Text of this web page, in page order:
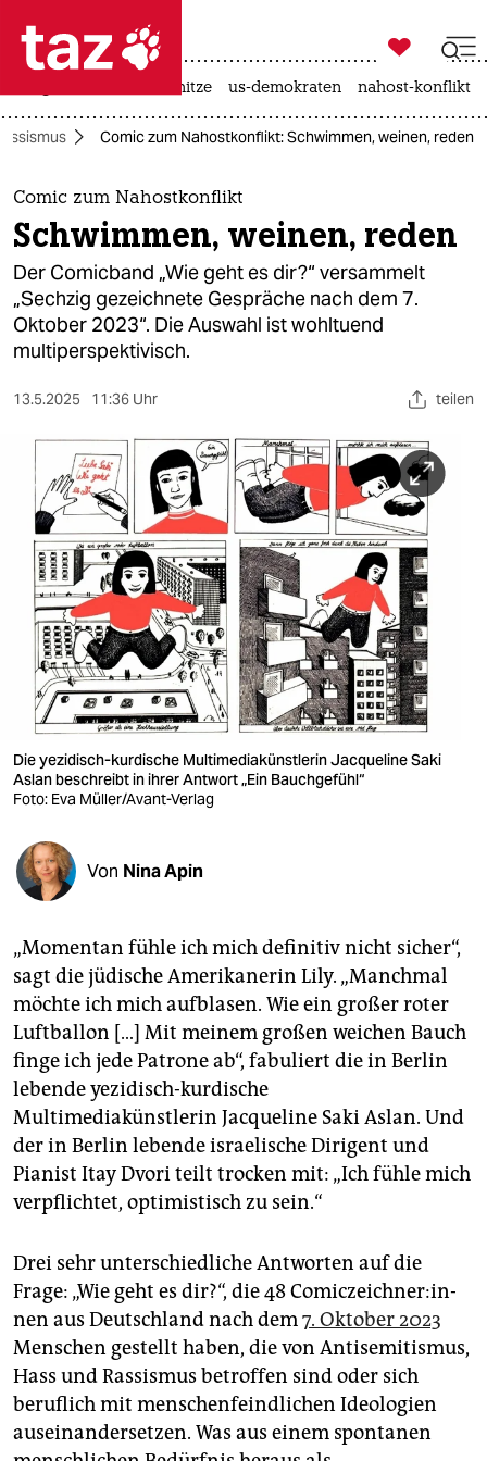
 taz zahl ich
taz zahl ich
themen
politik
öko
gesellschaft
kultur
sport
berlin
nord
wahrheit
verlag
verlag
veranstaltungen
shop
fragen & hilfe
unterstützen
abo
genossenschaft
epaper login

taz zahl ich
hitze us-demokraten nahost-konflikt
Comic zum Nahostkonflikt: Schwimmen, weinen, reden
Comic zum Nahostkonflikt
Schwimmen, weinen, reden
Der Comicband „Wie geht es dir?“ versammelt
„Sechzig gezeichnete Gespräche nach dem 7.
Oktober 2023“. Die Auswahl ist wohltuend
multiperspektivisch.
13.5.2025 11:36 Uhr teilen
Die yezidisch-kurdische Multimediakünstlerin Jacqueline Saki
Aslan beschreibt in ihrer Antwort „Ein Bauch­gefühl“
Foto: Eva Müller/Avant-Verlag
Von Nina Apin
„Momentan fühle ich mich definitiv nicht sicher“,
sagt die jüdische Amerikanerin Lily. „Manchmal
möchte ich mich aufblasen. Wie ein großer roter
Luftballon […] Mit meinem großen weichen Bauch
finge ich jede Patrone ab“, fabuliert die in Berlin
lebende yezidisch-kurdische
Multimediakünstlerin Jacqueline Saki Aslan. Und
der in Berlin lebende israelische Dirigent und
Pianist Itay Dvori teilt trocken mit: „Ich fühle mich
verpflichtet, optimistisch zu sein.“
Drei sehr unterschiedliche Antworten auf die
Frage: „Wie geht es dir?“, die 48 Co­mic­zeich­ne­r:in­
nen aus Deutschland nach dem7. Oktober 2023
Menschen gestellt haben, die von Antisemitismus,
Hass und Rassismus betroffen sind oder sich
beruflich mit menschenfeindlichen Ideologien
auseinandersetzen. Was aus einem spontanen